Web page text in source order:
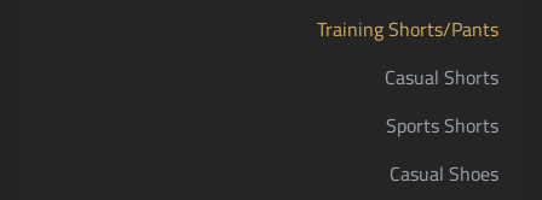
Training Shorts/Pants
Casual Shorts
Sports Shorts
Casual Shoes